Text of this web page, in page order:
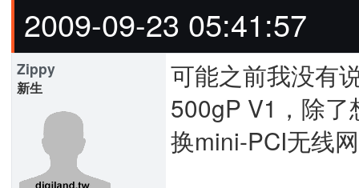
2009-09-23 05:41:57
Zippy
新生
可能之前我没有
500gP V1，除
换mini-PCI无线